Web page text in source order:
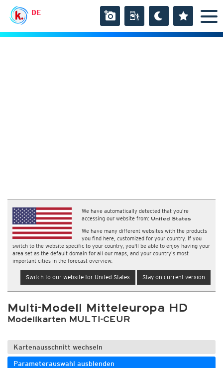
DE
We have automatically detected that you're
accessing our website from: United States
We have many different websites with the products
you find here, customized for your country. If you
switch to the website specific to your country, you'll be able to enjoy having your
area set as the default domain for all our maps, and your country's most
important cities in the forecast overview.
Switch to our website for United States Stay on current version
Multi-Modell Mitteleuropa HD
Modellkarten MULTI-CEUR
Kartenausschnitt wechseln
Parameterauswahl ausblenden